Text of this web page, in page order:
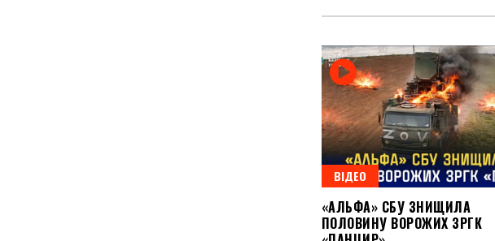
ВІДЕО
«АЛЬФА» СБУ ЗНИЩИЛА
ПОЛОВИНУ ВОРОЖИХ ЗРГК